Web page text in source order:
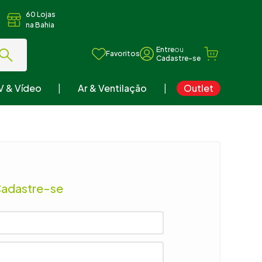
60 Lojas
na Bahia
Favoritos
ou
& Vídeo Ar & Ventilação Outlet
se